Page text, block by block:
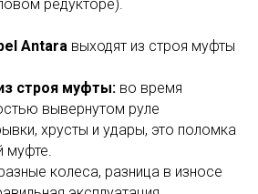
редукторе).
Antara выходят из строя муфты
строя муфты: во время
вывернутом руле
хрусты и удары, это поломка
муфте.
колеса, разница в износе